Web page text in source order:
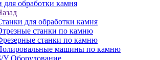
для обработки камня
для обработки камня
станки по камню
станки по камню
машины по камню
У Оборудование